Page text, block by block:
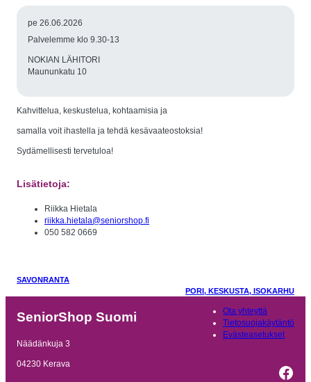
pe 26.06.2026
Palvelemme klo 9.30-13
NOKIAN LÄHITORI
Maununkatu 10
Kahvittelua, keskustelua, kohtaamisia ja
samalla voit ihastella ja tehdä kesävaateostoksia!
Sydämellisesti tervetuloa!
Lisätietoja:
Riikka Hietala
riikka.hietala@seniorshop.fi
050 582 0669
SAVONRANTA
PORI, KESKUSTA, ISOKARHU
SeniorShop Suomi
Näädänkuja 3
04230 Kerava
Ota yhteyttä
Tietosuojakäytäntö
Evästeasetukset